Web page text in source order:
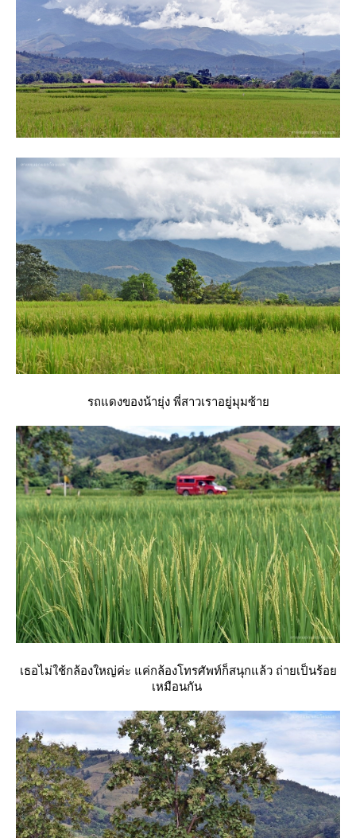
รถแดงของน้ายุ่ง พี่สาวเราอยู่มุมซ้า
เธอไม่ใช้กล้องใหญ่ค่ะ แค่กล้องโทรศัพท์ก็สนุกแล้ว ถ่ายเป็นร้อ
เหมือนกัน